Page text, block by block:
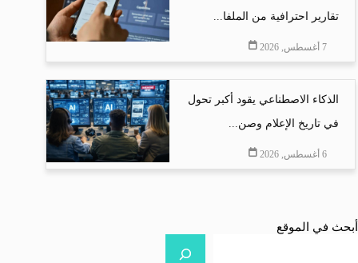
تقارير احترافية من الملفا...
7 أغسطس, 2026
الذكاء الاصطناعي يقود أكبر تحول
في تاريخ الإعلام وصن...
6 أغسطس, 2026
أبحث في الموقع